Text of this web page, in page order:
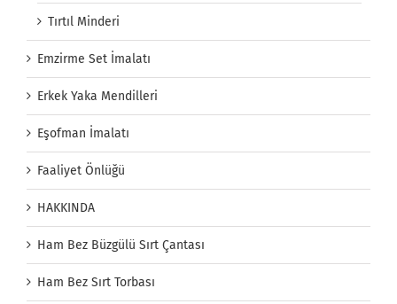
Tırtıl Minderi
Emzirme Set İmalatı
Erkek Yaka Mendilleri
Eşofman İmalatı
Faaliyet Önlüğü
HAKKINDA
Ham Bez Büzgülü Sırt Çantası
Ham Bez Sırt Torbası